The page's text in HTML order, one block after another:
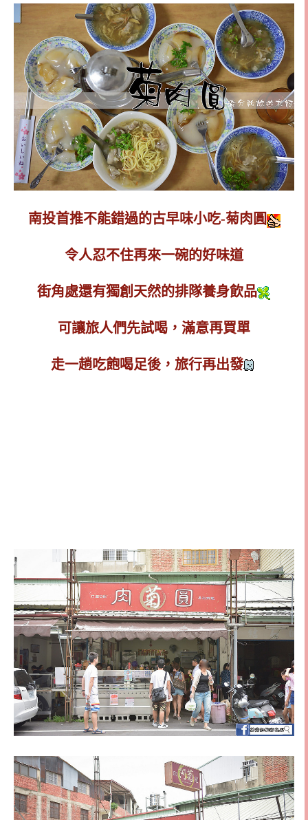
南投首推不能錯過的古早味小吃-菊肉圓
令人忍不住再來一碗的好味道
街角處還有獨創天然的排隊養身飲品
可讓旅人們先試喝，滿意再買單
走一趟吃飽喝足後，旅行再出發